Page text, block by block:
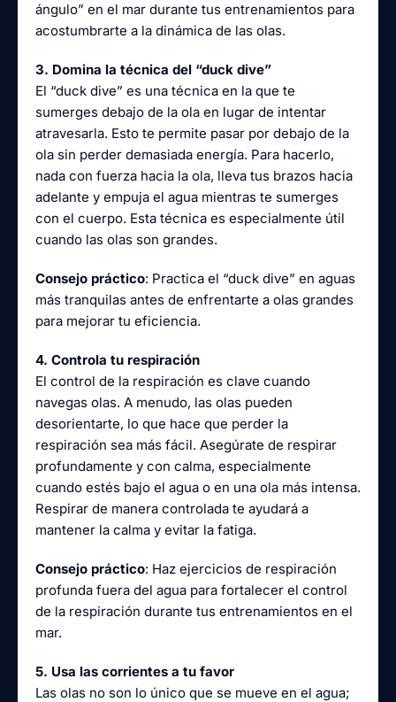
ángulo” en el mar durante tus entrenamientos para
acostumbrarte a la dinámica de las olas.
3. Domina la técnica del “duck dive”
El “duck dive” es una técnica en la que te
sumerges debajo de la ola en lugar de intentar
atravesarla. Esto te permite pasar por debajo de la
ola sin perder demasiada energía. Para hacerlo,
nada con fuerza hacia la ola, lleva tus brazos hacia
adelante y empuja el agua mientras te sumerges
con el cuerpo. Esta técnica es especialmente útil
cuando las olas son grandes.
Consejo práctico: Practica el “duck dive” en aguas
más tranquilas antes de enfrentarte a olas grandes
para mejorar tu eficiencia.
4. Controla tu respiración
El control de la respiración es clave cuando
navegas olas. A menudo, las olas pueden
desorientarte, lo que hace que perder la
respiración sea más fácil. Asegúrate de respirar
profundamente y con calma, especialmente
cuando estés bajo el agua o en una ola más intensa.
Respirar de manera controlada te ayudará a
mantener la calma y evitar la fatiga.
Consejo práctico: Haz ejercicios de respiración
profunda fuera del agua para fortalecer el control
de la respiración durante tus entrenamientos en el
mar.
5. Usa las corrientes a tu favor
Las olas no son lo único que se mueve en el agua;